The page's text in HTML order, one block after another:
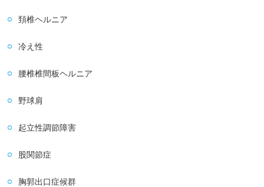
頚椎ヘルニア
冷え性
腰椎椎間板ヘルニア
野球肩
起立性調節障害
股関節症
胸郭出口症候群